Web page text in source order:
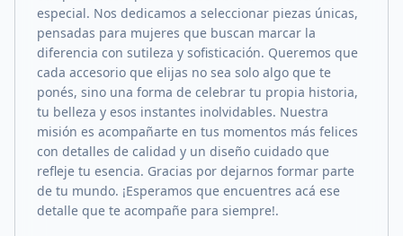
especial. Nos dedicamos a seleccionar piezas únicas,
pensadas para mujeres que buscan marcar la
diferencia con sutileza y sofisticación. Queremos que
cada accesorio que elijas no sea solo algo que te
ponés, sino una forma de celebrar tu propia historia,
tu belleza y esos instantes inolvidables. Nuestra
misión es acompañarte en tus momentos más felices
con detalles de calidad y un diseño cuidado que
refleje tu esencia. Gracias por dejarnos formar parte
de tu mundo. ¡Esperamos que encuentres acá ese
detalle que te acompañe para siempre!.